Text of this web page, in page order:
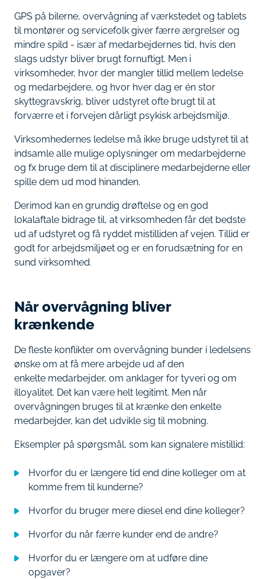
GPS på bilerne, overvågning af værkstedet og tablets
til montører og servicefolk giver færre ærgrelser og
mindre spild - især af medarbejdernes tid, hvis den
slags udstyr bliver brugt fornuftigt. Men i
virksomheder, hvor der mangler tillid mellem ledelse
og medarbejdere, og hvor hver dag er én stor
skyttegravskrig, bliver udstyret ofte brugt til at
forværre et i forvejen dårligt psykisk arbejdsmiljø.
Virksomhedernes ledelse må ikke bruge udstyret til at
indsamle alle mulige oplysninger om medarbejderne
og fx bruge dem til at disciplinere medarbejderne eller
spille dem ud mod hinanden.
Derimod kan en grundig drøftelse og en god
lokalaftale bidrage til, at virksomheden får det bedste
ud af udstyret og få ryddet mistilliden af vejen. Tillid er
godt for arbejdsmiljøet og er en forudsætning for en
sund virksomhed.
Når overvågning bliver
krænkende
De fleste konflikter om overvågning bunder i ledelsens
ønske om at få mere arbejde ud af den
enkelte medarbejder, om anklager for tyveri og om
illoyalitet. Det kan være helt legitimt. Men når
overvågningen bruges til at krænke den enkelte
medarbejder, kan det udvikle sig til mobning.
Eksempler på spørgsmål, som kan signalere mistillid:
Hvorfor du er længere tid end dine kolleger om at
komme frem til kunderne?
Hvorfor du bruger mere diesel end dine kolleger?
Hvorfor du når færre kunder end de andre?
Hvorfor du er længere om at udføre dine
opgaver?